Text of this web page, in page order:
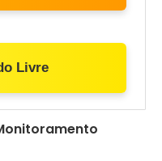
Livre